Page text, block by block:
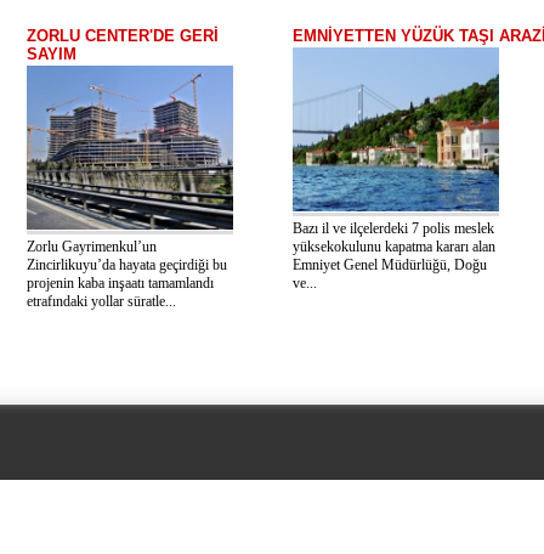
ZORLU CENTER'DE GERİ
SAYIM
Zorlu Gayrimenkul’un
Zincirlikuyu’da hayata geçirdiği bu
projenin kaba inşaatı tamamlandı
etrafındaki yollar süratle...
EMNİYETTEN YÜZÜK TAŞI
Bazı il ve ilçelerdeki 7 polis meslek
yüksekokulunu kapatma kararı alan
Emniyet Genel Müdürlüğü, Doğu
ve...